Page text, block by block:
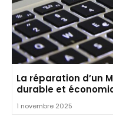
La réparation d’un
durable et
1 novembre 2025